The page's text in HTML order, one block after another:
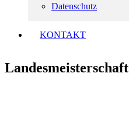
Datenschutz
KONTAKT
Landesmeisterschaft